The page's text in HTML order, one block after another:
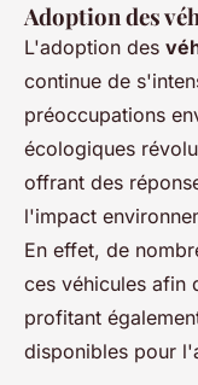
Adoption des
L'adoption des
continue de
préoccupations
écologiques
offrant des
l'impact
En effet, de
ces véhicules afin
profitant
disponibles pour